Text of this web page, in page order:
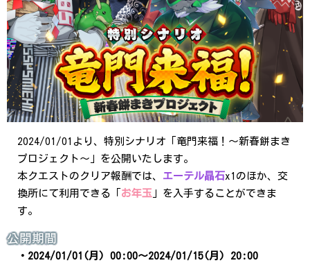
2024/01/01より、特別シナリオ「竜門来福！～新春餅まき
プロジェクト～」を公開いたします。
本クエストのクリア報酬では、 エーテル晶石x1のほか、交
換所にて利用できる「 お年玉 」を入手することができま
す。
公開期間
・2024/01/01(月) 00:00～2024/01/15(月) 20:00